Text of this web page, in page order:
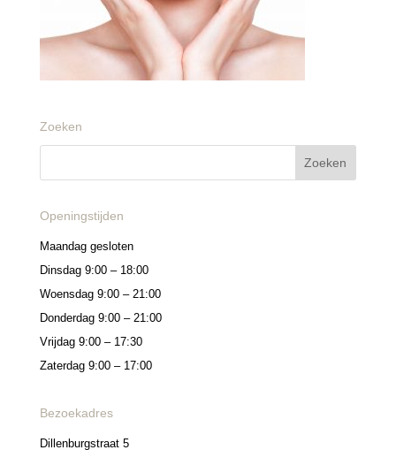
Zoeken
Openingstijden
Maandag gesloten
Dinsdag 9:00 – 18:00
Woensdag 9:00 – 21:00
Donderdag 9:00 – 21:00
Vrijdag 9:00 – 17:30
Zaterdag 9:00 – 17:00
Bezoekadres
Dillenburgstraat 5